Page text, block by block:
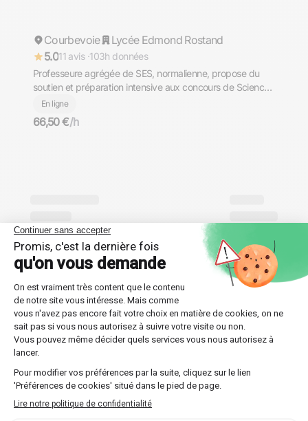
Répond rapidement
Courbevoie
Lycée Edmond Rostand
5.011 avis ·103h données
Professeure agrégée de SES, normalienne, propose du
soutien et préparation intensive aux concours de Science
Po (Science Po Paris, IEP)
En ligne
66,50 €/h